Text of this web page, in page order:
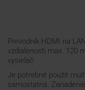
Prevodník HDMI na
vzdialenosti max. 120
vysielač
Je potrebné použit
samostatná.